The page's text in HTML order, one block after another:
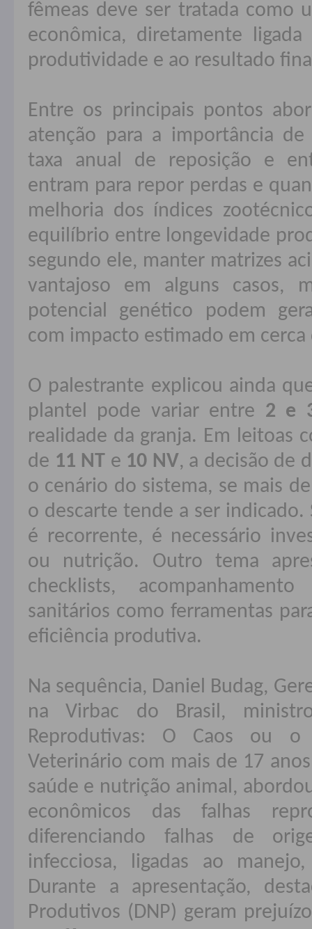
fêmeas deve ser tratada como
econômica, diretamente
produtividade e ao resultado
Entre os principais pontos
atenção para a importância
taxa anual de reposição e
entram para repor perdas e
melhoria dos índices
equilíbrio entre longevidade
segundo ele, manter matrizes
vantajoso em alguns casos,
potencial genético podem
com impacto estimado em
O palestrante explicou ainda
plantel pode variar entre 2 e
realidade da granja. Em leitoas
de 11 NT e 10 NV, a decisão de
o cenário do sistema, se mais
o descarte tende a ser indicado.
é recorrente, é necessário
ou nutrição. Outro tema
checklists,
sanitários como ferramentas
eficiência produtiva.
Na sequência, Daniel Budag,
na Virbac do Brasil,
Reprodutivas: O Caos ou o
Veterinário com mais de 17
saúde e nutrição animal,
econômicos das falhas
diferenciando falhas de
infecciosa, ligadas ao
Durante a apresentação,
Produtivos (DNP) geram